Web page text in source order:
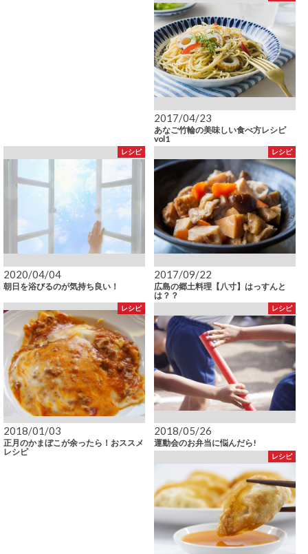
2017/04/23
あなご竹輪の美味しい食べ方レシピ
vol1
レシピ
2020/04/04
朝日を浴びるのが気持ち良い！
レシピ
2017/09/22
広島の郷土料理【八寸】はっすんと
は？？
レシピ
2018/01/03
正月のかまぼこが余ったら！おススメ
レシピ
レシピ
2018/05/26
運動会のお弁当に悩んだら!
レシピ